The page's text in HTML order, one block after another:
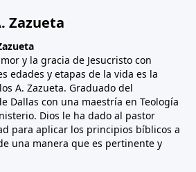
Zazueta
y la gracia de Jesucristo con
edades y etapas de la vida es la
A. Zazueta. Graduado del
Dallas con una maestría en Teología
Dios le ha dado al pastor
para aplicar los principios bíblicos a
una manera que es pertinente y